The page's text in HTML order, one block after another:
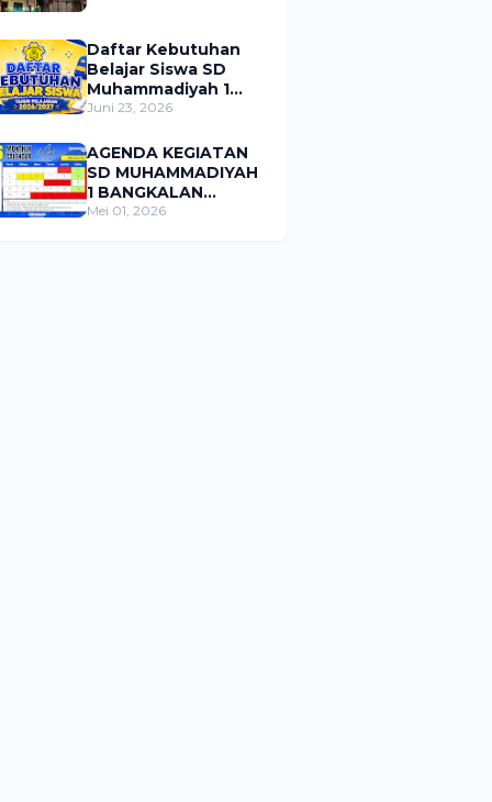
Daftar Kebutuhan
Belajar Siswa SD
Muhammadiyah 1
Bangkalan Tahun
Juni 23, 2026
AGENDA KEGIATAN
SD MUHAMMADIYAH
1 BANGKALAN
BULAN MEI 2026
Mei 01, 2026